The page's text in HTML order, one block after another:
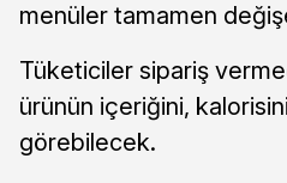
menüler tamamen
Tüketiciler sipariş
ürünün içeriğini,
görebilecek.